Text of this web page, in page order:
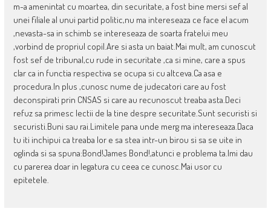
m-a amenintat cu moartea, din securitate, a fost bine mersi sef al
unei filiale al unui partid politic,nu ma intereseaza ce face el acum
,nevasta-sa in schimb se intereseaza de soarta fratelui meu
,vorbind de propriul copil.Are si asta un baiat.Mai mult, am cunoscut
fost sef de tribunal,cu rude in securitate ,ca si mine, care a spus
clar ca in functia respectiva se ocupa si cu altceva.Ca asa e
procedura.In plus ,cunosc nume de judecatori care au fost
deconspirati prin CNSAS si care au recunoscut treaba asta.Deci
refuz sa primesc lectii de la tine despre securitate.Sunt securisti si
securisti.Buni sau rai.Limitele pana unde merg ma intereseaza.Daca
tu iti inchipui ca treaba lor e sa stea intr-un birou si sa se uite in
oglinda si sa spuna:Bond!James Bond!,atunci e problema ta.Imi dau
cu parerea doar in legatura cu ceea ce cunosc.Mai usor cu
epitetele.